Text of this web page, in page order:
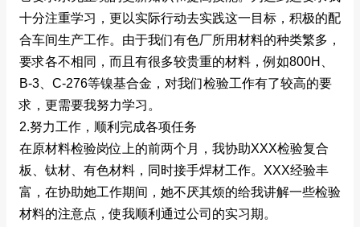
十分注重学习，更以实际行动去实践这一目标，积极的配
合车间生产工作。由于我们有色厂所用材料的种类繁多，
要求各不相同，而且有很多较贵重的材料，例如800H、
B-3、C-276等镍基合金，对我们检验工作有了较高的要
求，更需要我努力学习。
2.努力工作，顺利完成各项任务
在原材料检验岗位上的前两个月，我协助XXX检验复合
板、钛材、有色材料，同时接手焊材工作。XXX经验丰
富，在协助她工作期间，她不厌其烦的给我讲解一些检验
材料的注意点，使我顺利通过公司的实习期。